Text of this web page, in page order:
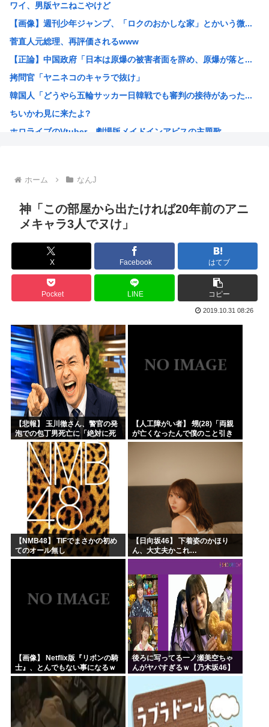
【画像】俺たちの姫、佳子さまのお気に入りのドレスがこちら...
エヌビディア、次期モデルから搭載メモリを半減させると発表...
【自民統一の広報紙】産経新聞 東北での発行休止へ
ヨーロッパが中国製メガソーラーを締め出しｗｗｗ
【NHK激震】職員への性被害を公表…番組出演者Xは事実上...
【アリババ】世界最大級のオープンなAIモデル「Qｗeｎ3...
インドネシア「高速鉄道！」中国「大赤字！」インドネシア「...
ワイ、男版ヤニねこやけど
【画像】週刊少年ジャンプ、「ロクのおかしな家」とかいう微...
菅直人元総理、再評価されるwww
【正論】中国政府「日本は原爆の被害者面を辞め、原爆が落と...
拷問官「ヤニネコのキャラで抜け」
韓国人「どうやら五輪サッカー日韓戦でも審判の接待があった...
ちいかわ見に来たよ?
ホロライブのVtuber、劇場版メイドインアビスの主題歌...
クウラ「…着床したな」 悟空「 」
トランプ「結局のところ(次期大統領選で)私たちはJ.D....
韓国人「悲報：サッカー協会の審判への性接待が事実の場合、...
韓国、サッカーW杯予選で審判を性接待して買収していたこと...
ジョジョのシーザー「やってない犯罪は殺人だけです。」←こ...
韓国人「竹田恒泰とか36親等を養子に迎えるなら天皇の血を...
韓国サッカー協会、外国人審判員数十人に性的接待。羨ま死刑
韓国人「韓国サッカー協会が行った国際試合の性的接待の全容...
【超画像 】週刊少年ジャンプ、世代交代に失敗
外国人「2002年W杯は?」韓国サッカーに衝撃的不祥事！...
海外「日本なんて行くんじゃなかった…」 日本を知ってしま...
ホーム なんJ
神「この部屋から出たければ20年前のアニ
メキャラ3人でヌけ」
X Facebook はてブ
Pocket LINE コピー
2019.10.31 08:26
【悲報】 玉川徹さん、警官の発
泡での包丁男死亡に「絶対に死
刑にならない罪なのに警察が死
刑にした！」 → 元警官のマジレ
スがコチラ → ………
【人工障がい者】 甥(28)「両親
が亡くなったんで僕のこと引き
取ってほしいんですけど！」な
【NMB48】 TIFでまさかの初め
てのオール無し
【日向坂46】 下着姿のかほり
ん、大丈夫かこれ…
【画像】 Netflix版『リボンの騎
士』、とんでもない事になるｗ
ｗｗｗｗ
後ろに写ってる一ノ瀬美空ちゃ
んがヤバすぎるｗ【乃木坂46】